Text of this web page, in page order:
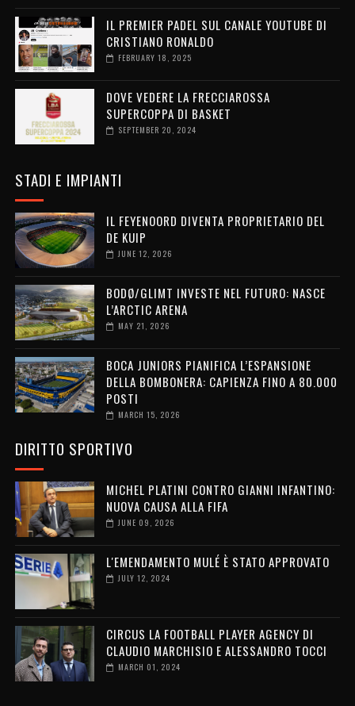
IL PREMIER PADEL SUL CANALE YOUTUBE DI
CRISTIANO RONALDO
FEBRUARY 18, 2025
DOVE VEDERE LA FRECCIAROSSA
SUPERCOPPA DI BASKET
SEPTEMBER 20, 2024
STADI E IMPIANTI
IL FEYENOORD DIVENTA PROPRIETARIO DEL
DE KUIP
JUNE 12, 2026
BODØ/GLIMT INVESTE NEL FUTURO: NASCE
L’ARCTIC ARENA
MAY 21, 2026
BOCA JUNIORS PIANIFICA L’ESPANSIONE
DELLA BOMBONERA: CAPIENZA FINO A 80.000
POSTI
MARCH 15, 2026
DIRITTO SPORTIVO
MICHEL PLATINI CONTRO GIANNI INFANTINO:
NUOVA CAUSA ALLA FIFA
JUNE 09, 2026
L'EMENDAMENTO MULÉ È STATO APPROVATO
JULY 12, 2024
CIRCUS LA FOOTBALL PLAYER AGENCY DI
CLAUDIO MARCHISIO E ALESSANDRO TOCCI
MARCH 01, 2024